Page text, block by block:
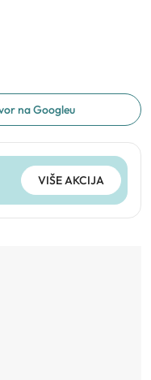
na Googleu
VIŠE AKCIJA